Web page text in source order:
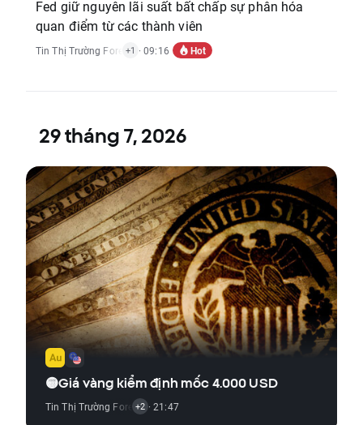
Fed giữ nguyên lãi suất bất chấp sự phân hóa
quan điểm từ các thành viên
Tin Thị Trường Forex,Báo Cáo Kinh Tế
+1 · 09:16 Hot
29 tháng 7, 2026
🟡Giá vàng kiểm định mốc 4.000 USD
Tin Thị Trường Forex,Tin Thị Trường Hàng Hóa
+2 · 21:47